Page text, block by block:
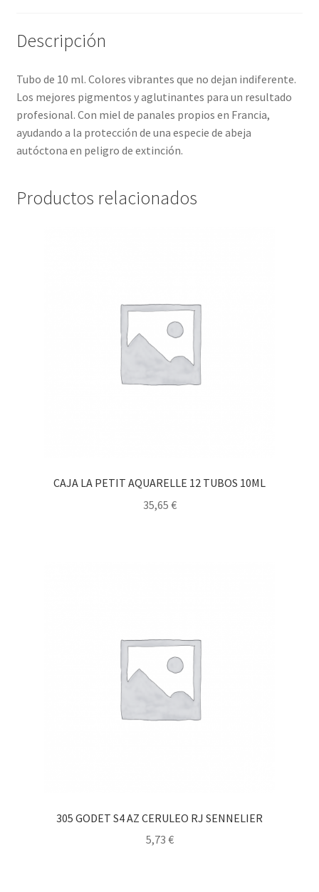
Descripción
Tubo de 10 ml. Colores vibrantes que no dejan indiferente.
Los mejores pigmentos y aglutinantes para un resultado
profesional. Con miel de panales propios en Francia,
ayudando a la protección de una especie de abeja
autóctona en peligro de extinción.
Productos relacionados
CAJA LA PETIT AQUARELLE 12 TUBOS 10ML
35,65 €
305 GODET S4 AZ CERULEO RJ SENNELIER
5,73 €